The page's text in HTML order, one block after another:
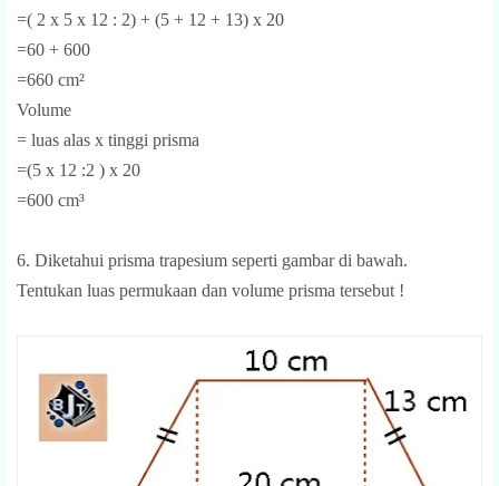
=( 2 x 5 x 12 : 2) + (5 + 12 + 13) x 20
=60 + 600
=660 cm²
Volume
= luas alas x tinggi prisma
=(5 x 12 :2 ) x 20
=600 cm³
6. Diketahui prisma trapesium seperti gambar di bawah.
Tentukan luas permukaan dan volume prisma tersebut !